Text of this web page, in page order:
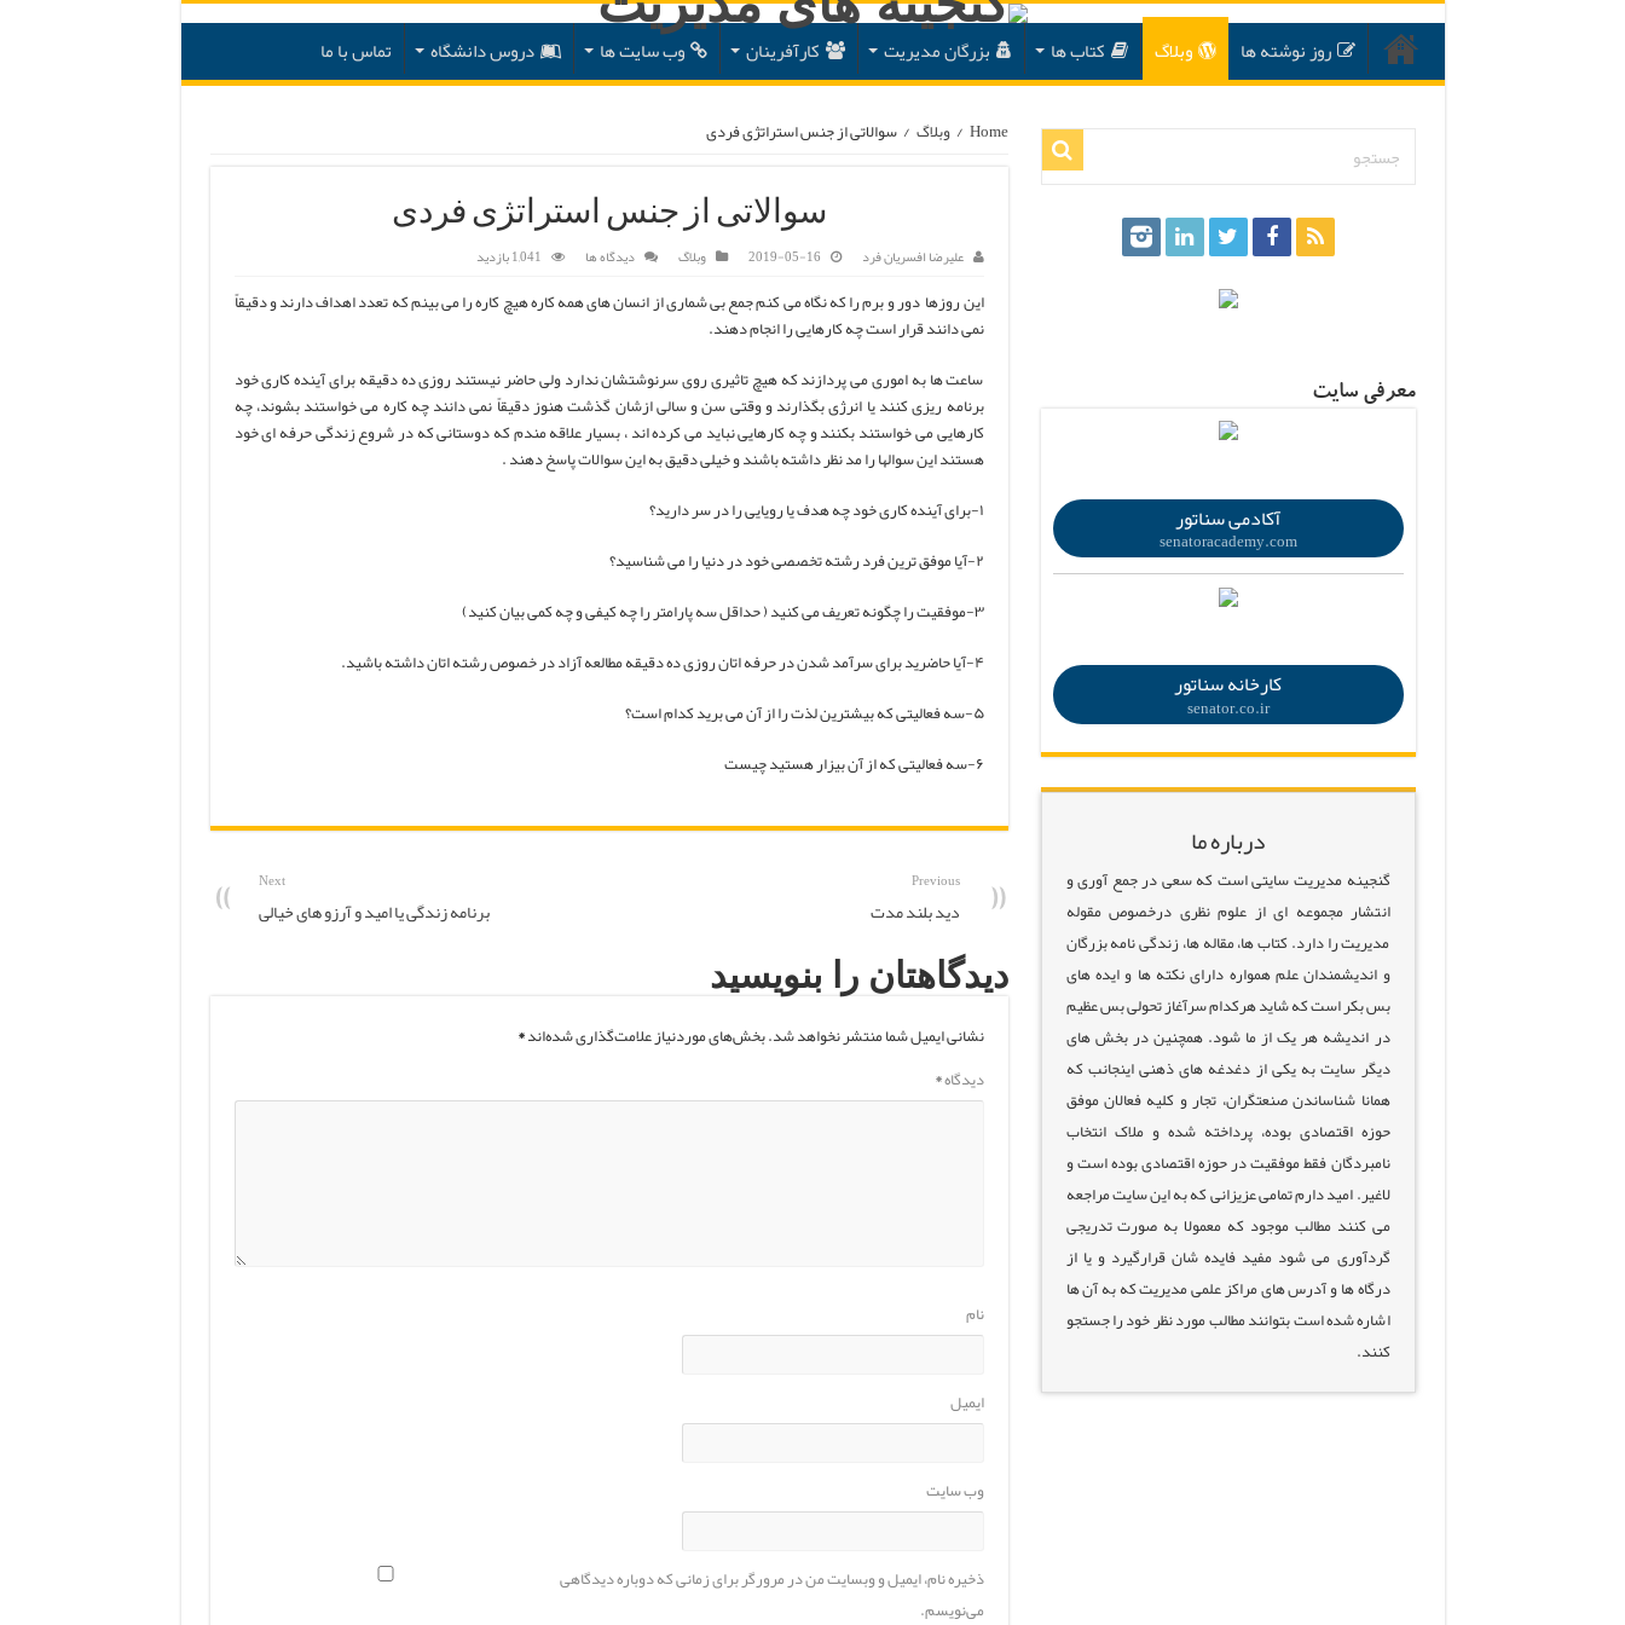
روز نوشته ها وبلاگ کتاب ها بزرگان مدیریت کارآفرینان وب سایت ها دروس دانشگاه تماس با ما
Home
/ وبلاگ / سوالاتی از جنس استراتژی فردی
سوالاتی از جنس استراتژی فردی
علیرضا افسریان فرد 2019-05-16 وبلاگ دیدگاه ها 1,041 بازدید
این روزها دور و برم را که نگاه می کنم جمع بی شماری از انسان های همه کاره هیچ کاره را می بینم که تعدد اهداف دارند و دقیقاً
نمی دانند قرار است چه کارهایی را انجام دهند.
ساعت ها به اموری می پردازند که هیچ تاثیری روی سرنوشتشان ندارد ولی حاضر نیستند روزی ده دقیقه برای آینده کاری خود
برنامه ریزی کنند یا انرژی بگذارند و وقتی سن و سالی ازشان گذشت هنوز دقیقاً نمی دانند چه کاره می خواستند بشوند، چه
کارهایی می خواستند بکنند و چه کارهایی نباید می کرده اند ، بسیار علاقه مندم که دوستانی که در شروع زندگی حرفه ای خود
هستند این سوالها را مد نظر داشته باشند و خیلی دقیق به این سوالات پاسخ دهند .
۱-برای آینده کاری خود چه هدف یا رویایی را در سر دارید؟
۲-آیا موفق ترین فرد رشته تخصصی خود در دنیا را می شناسید؟
۳-موفقیت را چگونه تعریف می کنید ( حداقل سه پارامتر را چه کیفی و چه کمی بیان کنید)
۴-آیا حاضرید برای سرآمد شدن در حرفه اتان روزی ده دقیقه مطالعه آزاد در خصوص رشته اتان داشته باشید.
۵-سه فعالیتی که بیشترین لذت را از آن می برید کدام است؟
۶-سه فعالیتی که از آن بیزار هستید چیست
Previous
دید بلند مدت
Next
برنامه زندگی یا امید و آرزو های خیالی
دیدگاهتان را بنویسید
نشانی ایمیل شما منتشر نخواهد شد.بخش‌های موردنیاز علامت‌گذاری شده‌اند*
دیدگاه*
نام
ایمیل
وب‌ سایت
ذخیره نام، ایمیل و وبسایت من در مرورگر برای زمانی که دوباره دیدگاهی
می‌نویسم.
معرفی سایت
آکادمی سناتور
senatoracademy.com
کارخانه سناتور
senator.co.ir
درباره ما
گنجینه مدیریت سایتی است که سعی در جمع آوری و
انتشار مجموعه ای از علوم نظری درخصوص مقوله
مدیریت را دارد. کتاب ها، مقاله ها، زندگی نامه بزرگان
و اندیشمندان علم همواره دارای نکته ها و ایده های
بس بکر است که شاید هرکدام سرآغاز تحولی بس عظیم
در اندیشه هر یک از ما شود. همچنین در بخش های
دیگر سایت به یکی از دغدغه های ذهنی اینجانب که
همانا شناساندن صنعتگران، تجار و کلیه فعالان موفق
حوزه اقتصادی بوده، پرداخته شده و ملاک انتخاب
نامبردگان فقط موفقیت در حوزه اقتصادی بوده است و
لاغیر. امید دارم تمامی عزیزانی که به این سایت مراجعه
می کنند مطالب موجود که معمولا به صورت تدریجی
گردآوری می شود مفید فایده شان قرارگیرد و یا از
درگاه ها و آدرس های مراکز علمی مدیریت که به آن ها
اشاره شده است بتوانند مطالب مورد نظر خود را جستجو
کنند.